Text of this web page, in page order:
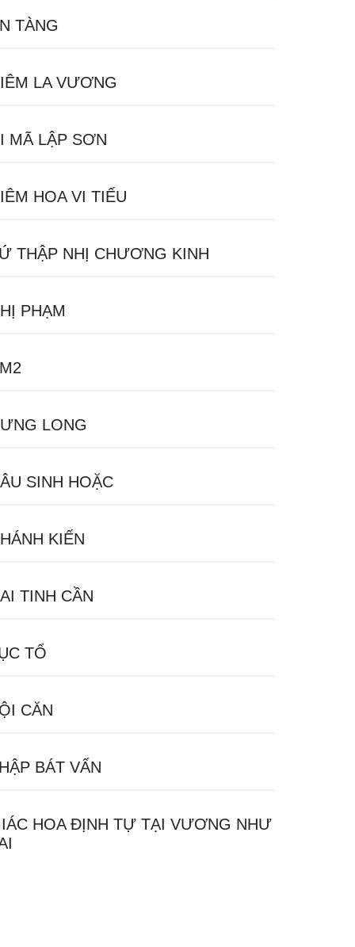
TÀNG
LA VƯƠNG
MÃ LẬP SƠN
HOA VI TIẾU
THẬP NHỊ CHƯƠNG KINH
PHẠM
LONG
SINH HOẶC
KIẾN
TINH CẦN
TỔ
CĂN
BÁT VẤN
HOA ĐỊNH TỰ TẠI VƯƠNG NHƯ